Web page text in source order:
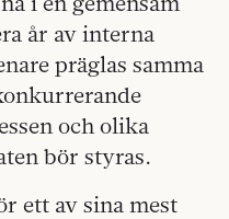
år av interna
präglas samma
och olika
bör styras.
ett av sina mest